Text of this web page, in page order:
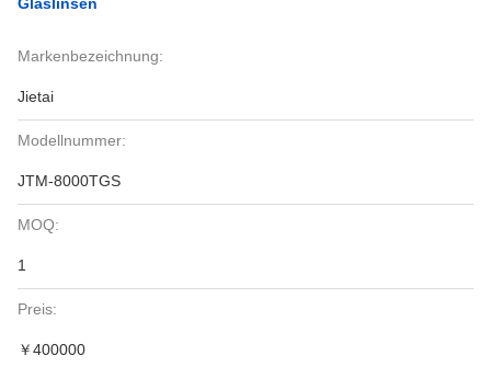
Markenbezeichnung:
Jietai
Modellnummer:
JTM-8000TGS
MOQ:
1
Preis:
￥400000